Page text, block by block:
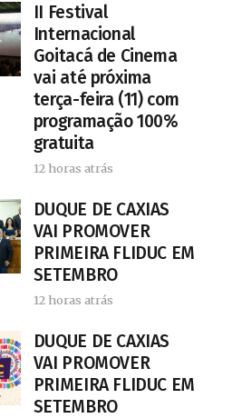
II Festival
Internacional
Goitacá de Cinema
vai até próxima
terça-feira (11) com
programação 100%
gratuita
12 horas atrás
DUQUE DE CAXIAS
VAI PROMOVER
PRIMEIRA FLIDUC EM
SETEMBRO
12 horas atrás
DUQUE DE CAXIAS
VAI PROMOVER
PRIMEIRA FLIDUC EM
SETEMBRO